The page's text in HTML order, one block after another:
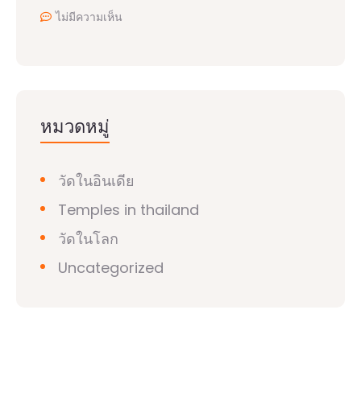
ไม่มีความเห็น
หมวดหมู่
วัดในอินเดีย
Temples in thailand
วัดในโลก
Uncategorized